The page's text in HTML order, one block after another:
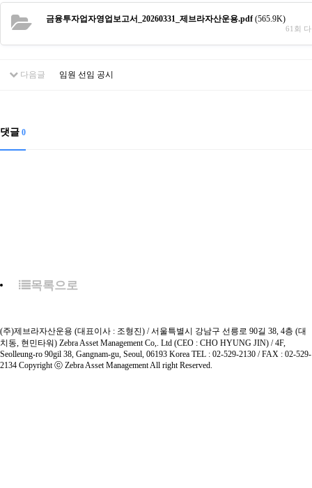
금융투자업자영업보고서_20260331_제브라자산운용.pdf(565.9K)
61회
다음글 임원 선임 공시
댓글 0
목록으로
(주)제브라자산운용 (대표이사 : 조형진) / 서울특별시 강남구 선릉로 90길 38, 4층 (대
치동, 현민타워) Zebra Asset Management Co,. Ltd (CEO : CHO HYUNG JIN) / 4F,
Seolleung-ro 90gil 38, Gangnam-gu, Seoul, 06193 Korea TEL : 02-529-2130 / FAX : 02-529-
2134 Copyright ⓒ Zebra Asset Management All right Reserved.